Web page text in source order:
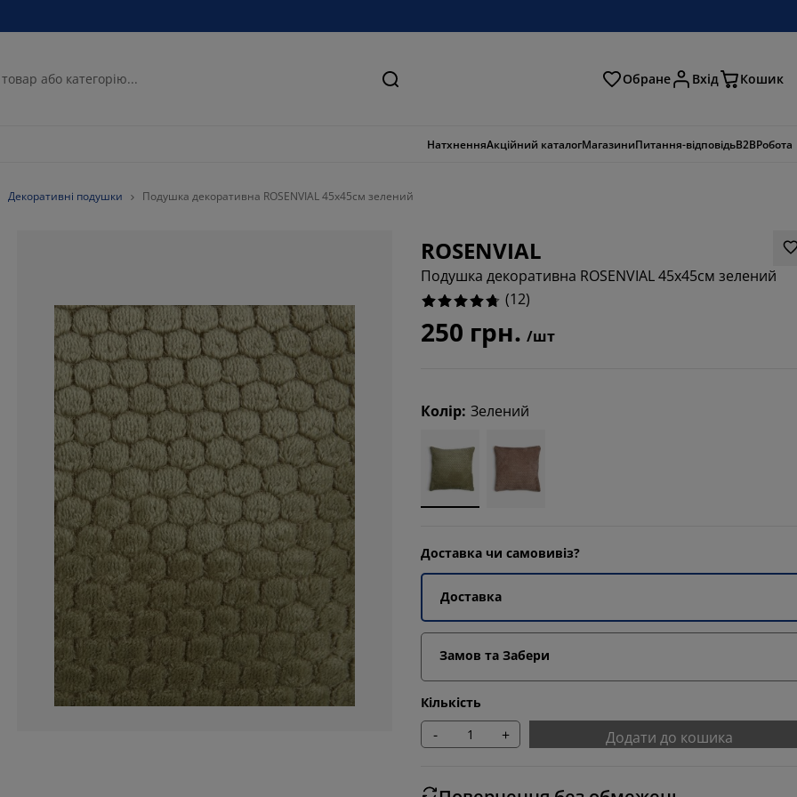
Пошук Обране Вхід Кошик
НатхненняАкційний каталогМагазиниПитання-відповідьB2BРобота
Декоративні подушки Подушка декоративна ROSENVIAL 45x45см зелений
ROSENVIAL
Подушка декоративна ROSENVIAL 45x45см зелений
(12)
250 грн. /шт
Колір: Зелений
Доставка чи самовивіз?
Доставка
Замов та Забери
Кількість
- + Додати до кошика
83.33333333333334%
8.333333333333332%
8.333333333333332%